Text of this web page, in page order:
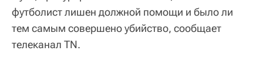
футболист лишен должной помощи и было ли
тем самым совершено убийство, сообщает
телеканал TN.